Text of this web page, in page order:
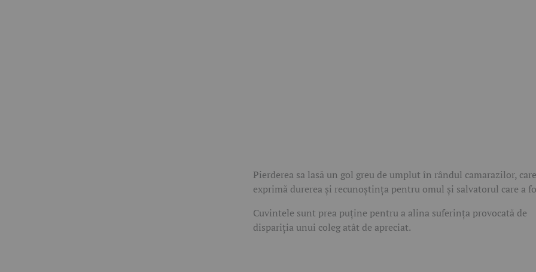
Pierderea sa lasă un gol greu de umplut în rândul camarazilor,
exprimă durerea și recunoștința pentru omul și salvatorul care a
Cuvintele sunt prea puține pentru a alina suferința provocată de
dispariția unui coleg atât de apreciat.